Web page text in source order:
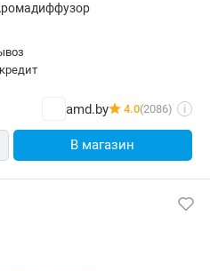
amd.by 4.0(2086) i
В магазин